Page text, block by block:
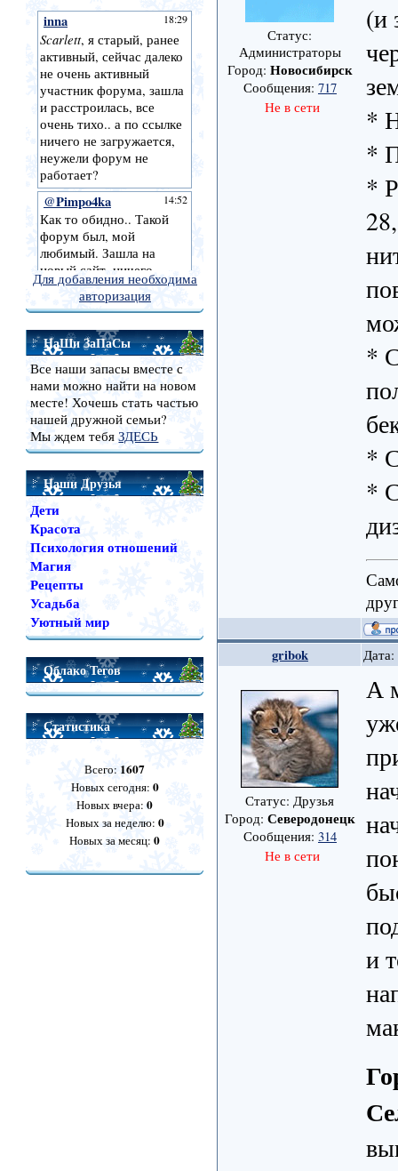
Для добавления необходима
авторизация
НаШи ЗаПаСы
Все наши запасы вместе с
нами можно найти на новом
месте! Хочешь стать частью
нашей дружной семьи?
Мы ждем тебяЗДЕСЬ
Наши Друзья
Дети
Красота
Психология отношений
Магия
Рецепты
Усадьба
Уютный мир
Облако Тегов
Статистика
Всего: 1607
Новых сегодня: 0
Новых вчера:0
Новых за неделю: 0
Новых за месяц:0
Статус:
Администраторы
Город: Новосибирск
Сообщения: 717
Не в сети
(и
*
*
*
*
*
*
gribok
Статус: Друзья
Город: Северодонецк
Сообщения: 314
Не в сети
А
и